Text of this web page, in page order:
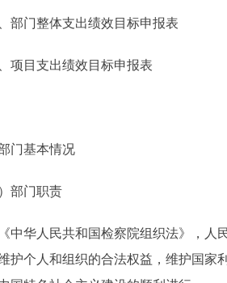
门整体支出绩效目标申报表
目支出绩效目标申报表
基本情况
门职责
华人民共和国检察院组织法》，人民
护个人和组织的合法权益，维护国家